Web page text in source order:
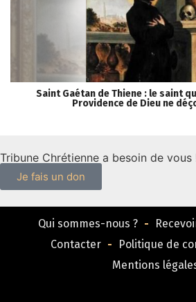
Saint Gaétan de Thiene : le saint
Providence de Dieu ne
Tribune Chrétienne a besoin de vous
Je fais un don
Qui sommes-nous ?
Contacter
Politique de
Mentions